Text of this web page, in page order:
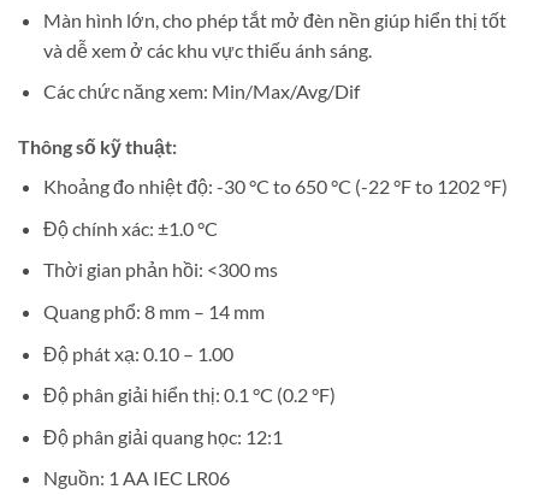
Màn hình lớn, cho phép tắt mở đèn nền giúp hiển thị tốt
và dễ xem ở các khu vực thiếu ánh sáng.
Các chức năng xem: Min/Max/Avg/Dif
Thông số kỹ thuật:
Khoảng đo nhiệt độ: -30 °C to 650 °C (-22 °F to 1202 °F)
Độ chính xác: ±1.0 °C
Thời gian phản hồi: <300 ms
Quang phổ: 8 mm – 14 mm
Độ phát xạ: 0.10 – 1.00
Độ phân giải hiển thị: 0.1 °C (0.2 °F)
Độ phân giải quang học: 12:1
Nguồn: 1 AA IEC LR06